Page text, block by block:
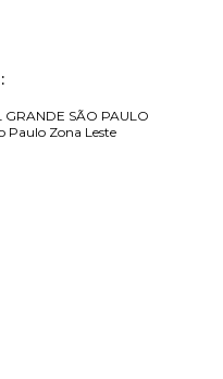
GRANDE SÃO PAULO
Paulo Zona Leste